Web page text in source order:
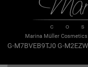
Marina Müller
G-M7BVEB9TJ0 G-